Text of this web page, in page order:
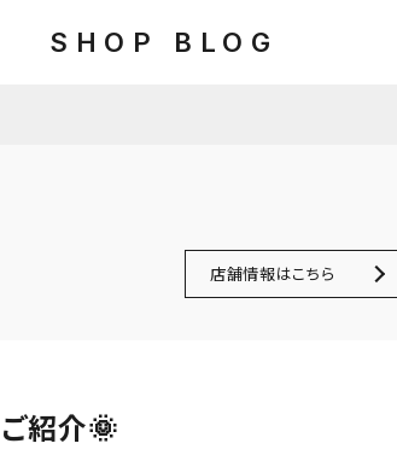
SHOP BLOG
店舗情報はこちら
紹介🌞